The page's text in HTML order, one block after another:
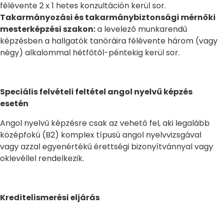
félévente 2 x 1 hetes konzultáción kerül sor.
Takarmányozási és takarmánybiztonsági mérnöki
mesterképzési szakon:a levelező munkarendű
képzésben a hallgatók tanóráira félévente három (vagy
négy) alkalommal hétfőtől-péntekig kerül sor.
Speciális felvételi feltétel angol nyelvű képzés
esetén
Angol nyelvű képzésre csak az vehető fel, aki legalább
középfokú (B2) komplex típusú angol nyelvvizsgával
vagy azzal egyenértékű érettségi bizonyítvánnyal vagy
oklevéllel rendelkezik.
Kreditelismerési eljárás